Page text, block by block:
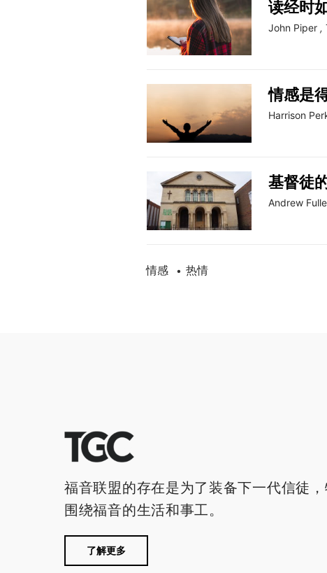
读经时
John Piper ,
情感是
Harrison
基督徒
Andrew
情感 • 热情
福音联盟的存在是为了装备下一代信徒
围绕福音的生活和事工。
了解更多